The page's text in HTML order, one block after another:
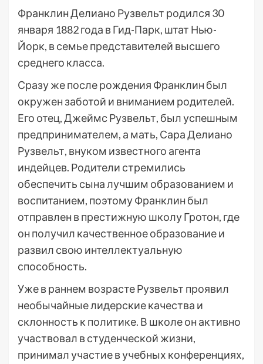
Франклин Делиано Рузвельт родился 30
января 1882 года в Гид-Парк, штат Нью-
Йорк, в семье представителей высшего
среднего класса.
Сразу же после рождения Франклин был
окружен заботой и вниманием родителей.
Его отец, Джеймс Рузвельт, был успешным
предпринимателем, а мать, Сара Делиано
Рузвельт, внуком известного агента
индейцев. Родители стремились
обеспечить сына лучшим образованием и
воспитанием, поэтому Франклин был
отправлен в престижную школу Гротон, где
он получил качественное образование и
развил свою интеллектуальную
способность.
Уже в раннем возрасте Рузвельт проявил
необычайные лидерские качества и
склонность к политике. В школе он активно
участвовал в студенческой жизни,
принимал участие в учебных конференциях,